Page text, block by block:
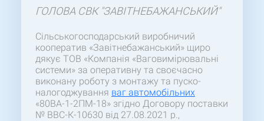
ГОЛОВА СВК "ЗАВІТНЕБАЖАНСЬКИЙ"
Сільськогосподарський виробничий
кооператив «Завітнебажанський» щиро
дякує ТОВ «Компанія «Ваговимірювальні
системи» за оперативну та своєчасно
виконану роботу з монтажу та пуско-
налогоджування ваг автомобільних
«80ВА-1-2ПМ-18» згідно Договору поставки
№ ВВС-К-10630 від 27.08.2021 р.,